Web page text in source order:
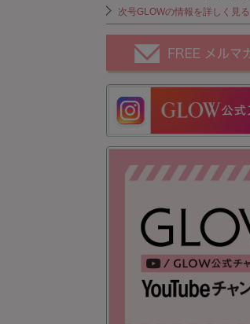
次号GLOWの情報を詳しく見る